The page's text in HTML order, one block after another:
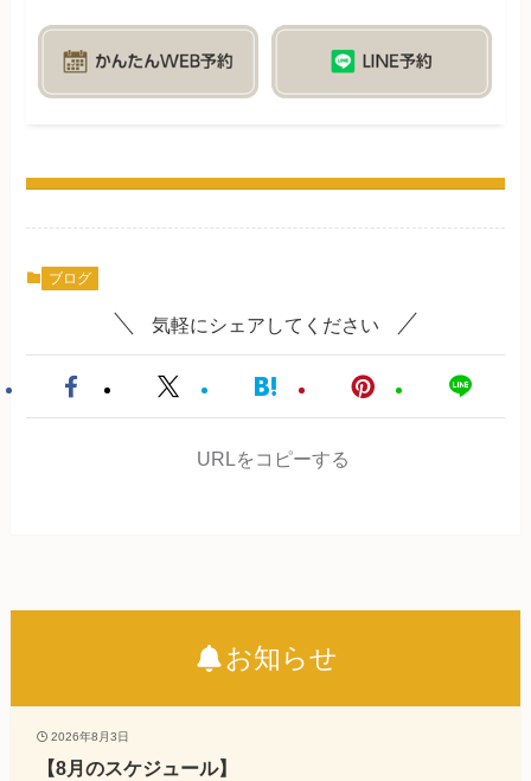
ブログ
気軽にシェアしてください
URLをコピーする
お知らせ
2026年8月3日
【8月のスケジュール】